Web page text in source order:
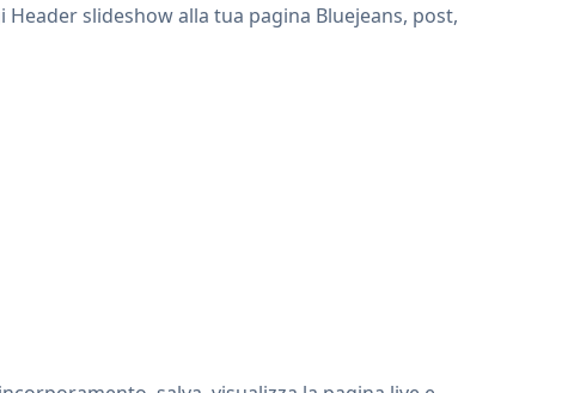
slideshow alla tua pagina Bluejeans, post,